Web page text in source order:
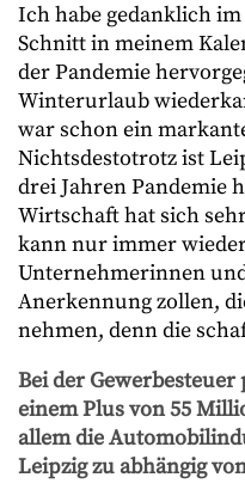
Ich habe gedanklich
Schnitt in meinem
der Pandemie
Winterurlaub
war schon ein
Nichtsdestotrotz ist
drei Jahren Pandemie
Wirtschaft hat sich
kann nur immer
Unternehmerinnen
Anerkennung zollen,
nehmen, denn die
Bei der
einem Plus von 55
allem die
Leipzig zu abhängig